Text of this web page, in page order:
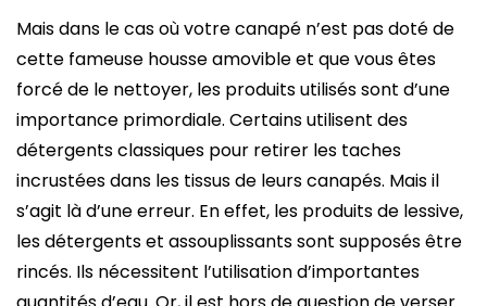
Mais dans le cas où votre canapé n’est pas doté de
cette fameuse housse amovible et que vous êtes
forcé de le nettoyer, les produits utilisés sont d’une
importance primordiale. Certains utilisent des
détergents classiques pour retirer les taches
incrustées dans les tissus de leurs canapés. Mais il
s’agit là d’une erreur. En effet, les produits de lessive,
les détergents et assouplissants sont supposés être
rincés. Ils nécessitent l’utilisation d’importantes